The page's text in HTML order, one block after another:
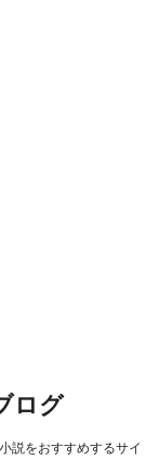
ログ
説をおすすめするサイ